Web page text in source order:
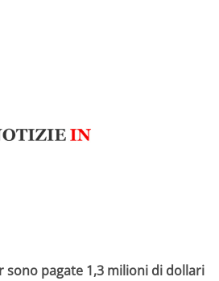
sono pagate 1,3 milioni di dollari